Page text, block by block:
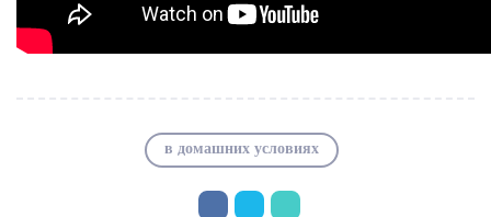
в домашних условиях